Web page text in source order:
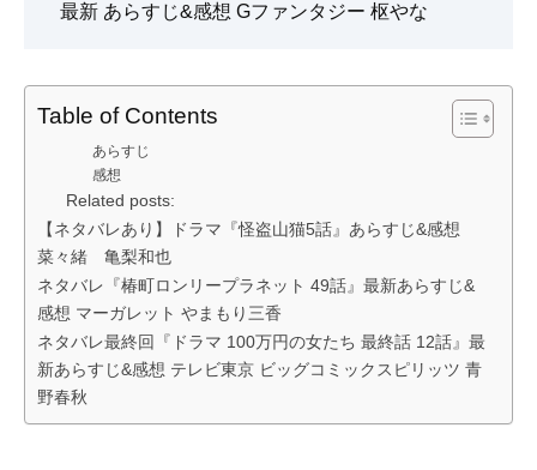
最新 あらすじ&感想 Gファンタジー 枢やな
Table of Contents
あらすじ
感想
Related posts:
【ネタバレあり】ドラマ『怪盗山猫5話』あらすじ&感想
菜々緒 亀梨和也
ネタバレ『椿町ロンリープラネット 49話』最新あらすじ&
感想 マーガレット やまもり三香
ネタバレ最終回『ドラマ 100万円の女たち 最終話 12話』最
新あらすじ&感想 テレビ東京 ビッグコミックスピリッツ 青
野春秋